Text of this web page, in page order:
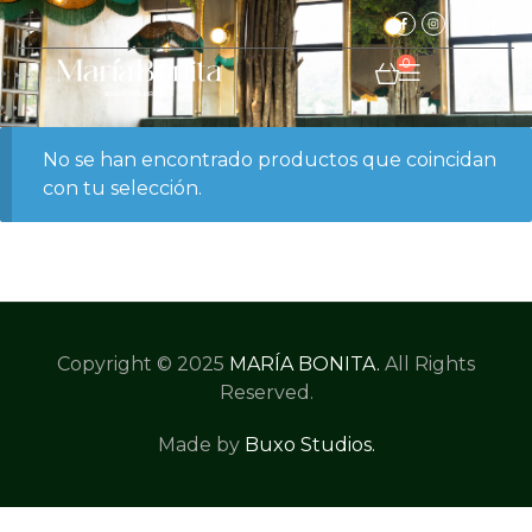
0
No se han encontrado productos que coincidan
con tu selección.
Copyright © 2025 MARÍA BONITA. All Rights
Reserved.
Made by Buxo Studios.